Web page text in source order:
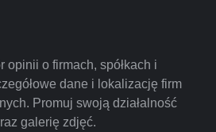
opinii o firmach, spółkach i
dane i lokalizację firm
Promuj swoją działalność
galerię zdjęć.